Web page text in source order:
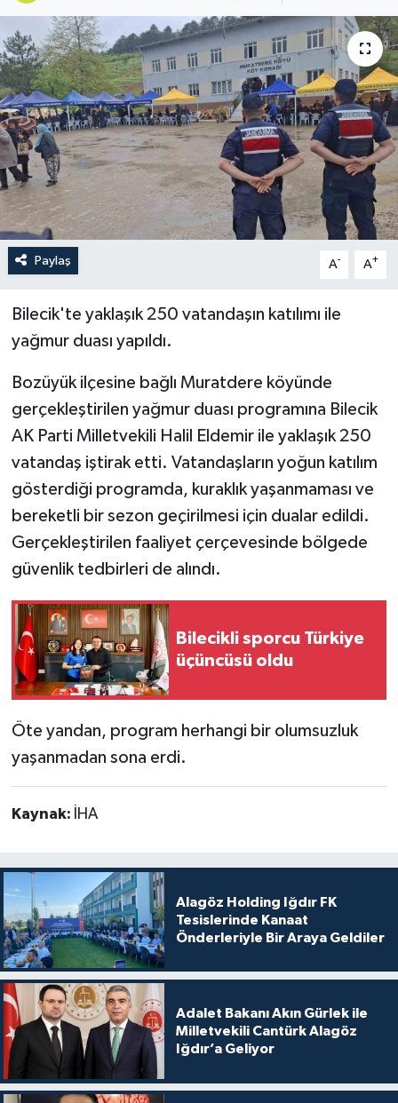
Paylaş A- A+
Bilecik'te yaklaşık 250 vatandaşın katılımı ile
yağmur duası yapıldı.
Bozüyük ilçesine bağlı Muratdere köyünde
gerçekleştirilen yağmur duası programına Bilecik
AK Parti Milletvekili Halil Eldemir ile yaklaşık 250
vatandaş iştirak etti. Vatandaşların yoğun katılım
gösterdiği programda, kuraklık yaşanmaması ve
bereketli bir sezon geçirilmesi için dualar edildi.
Gerçekleştirilen faaliyet çerçevesinde bölgede
güvenlik tedbirleri de alındı.
Bilecikli sporcu Türkiye
üçüncüsü oldu
Öte yandan, program herhangi bir olumsuzluk
yaşanmadan sona erdi.
Kaynak: İHA
Alagöz Holding Iğdır FK
Tesislerinde Kanaat
Önderleriyle Bir Araya Geldiler
Adalet Bakanı Akın Gürlek ile
Milletvekili Cantürk Alagöz
Iğdır’a Geliyor